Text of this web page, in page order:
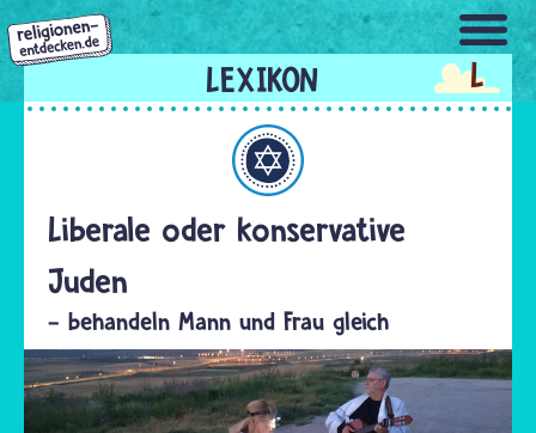
Direkt
zum
Inhalt
L
Liberale oder konservative
Juden
- behandeln Mann und Frau gleich